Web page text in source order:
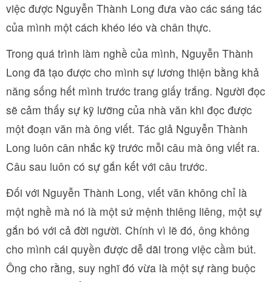
việc được Nguyễn Thành Long đưa vào các sáng tác
của mình một cách khéo léo và chân thực.
Trong quá trình làm nghề của mình, Nguyễn Thành
Long đã tạo được cho mình sự lương thiện bằng khả
năng sống hết mình trước trang giấy trắng. Người đọc
sẽ cảm thấy sự kỹ lưỡng của nhà văn khi đọc được
một đoạn văn mà ông viết. Tác giả Nguyễn Thành
Long luôn cân nhắc kỹ trước mỗi câu mà ông viết ra.
Câu sau luôn có sự gắn kết với câu trước.
Đối với Nguyễn Thành Long, viết văn không chỉ là
một nghề mà nó là một sứ mệnh thiêng liêng, một sự
gắn bó với cả đời người. Chính vì lẽ đó, ông không
cho mình cái quyền được dễ dãi trong việc cầm bút.
Ông cho rằng, suy nghĩ đó vừa là một sự ràng buộc